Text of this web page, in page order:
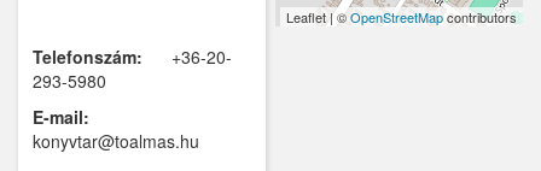
Kismaros
Kisnémedi
Kisoroszi
Telefonszám:
+36-20-
293-5980
E-mail:
konyvtar@toalmas.hu
Leaflet | ©OpenStreetMapcontributors